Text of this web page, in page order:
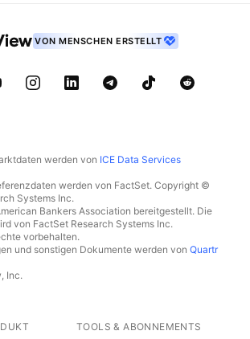
VON MENSCHEN ERSTELLT
werden von ICE Data Services
werden von FactSet. Copyright ©
Systems Inc.
Bankers Association bereitgestellt. Die
von FactSet Research Systems Inc.
vorbehalten.
und sonstigen Dokumente werden von Quartr
Inc.
TOOLS & ABONNEMENTS